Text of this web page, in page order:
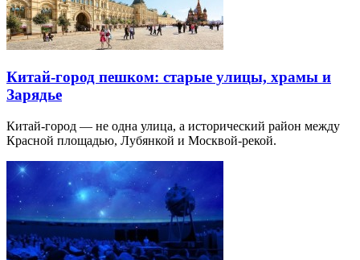
Китай-город пешком: старые улицы, храмы и
Зарядье
Китай-город — не одна улица, а исторический район между
Красной площадью, Лубянкой и Москвой-рекой.